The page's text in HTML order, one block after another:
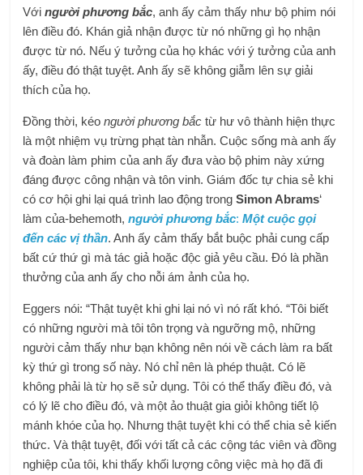
Vớingười phương bắc, anh ấy cảm thấy như bộ phim nói
lên điều đó. Khán giả nhận được từ nó những gì họ nhận
được từ nó. Nếu ý tưởng của họ khác với ý tưởng của anh
ấy, điều đó thật tuyệt. Anh ấy sẽ không giẫm lên sự giải
thích của họ.
Đồng thời, kéongười phương bắc từ hư vô thành hiện thực
là một nhiệm vụ trừng phạt tàn nhẫn. Cuộc sống mà anh ấy
và đoàn làm phim của anh ấy đưa vào bộ phim này xứng
đáng được công nhận và tôn vinh. Giám đốc tự chia sẻ khi
có cơ hội ghi lại quá trình lao động trongSimon Abrams‘
làm của-behemoth,người phương bắc:Một cuộc gọi
đến các vị thần. Anh ấy cảm thấy bắt buộc phải cung cấp
bất cứ thứ gì mà tác giả hoặc độc giả yêu cầu. Đó là phần
thưởng của anh ấy cho nỗi ám ảnh của họ.
Eggers nói: “Thật tuyệt khi ghi lại nó vì nó rất khó. “Tôi biết
có những người mà tôi tôn trọng và ngưỡng mộ, những
người cảm thấy như bạn không nên nói về cách làm ra bất
kỳ thứ gì trong số này. Nó chỉ nên là phép thuật. Có lẽ
không phải là từ họ sẽ sử dụng. Tôi có thể thấy điều đó, và
có lý lẽ cho điều đó, và một ảo thuật gia giỏi không tiết lộ
mánh khóe của họ. Nhưng thật tuyệt khi có thể chia sẻ kiến ​​​​
thức. Và thật tuyệt, đối với tất cả các cộng tác viên và đồng
nghiệp của tôi, khi thấy khối lượng công việc mà họ đã đi